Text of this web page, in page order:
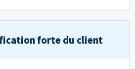
forte du client